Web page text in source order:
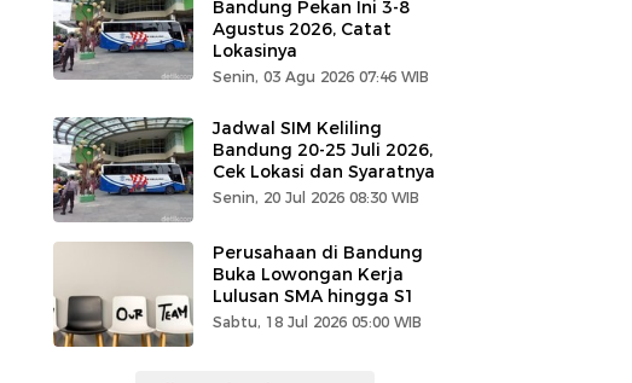
Bandung Pekan Ini 3-8
Agustus 2026, Catat
Lokasinya
Senin, 03 Agu 2026 07:46 WIB
Jadwal SIM Keliling
Bandung 20-25 Juli 2026,
Cek Lokasi dan Syaratnya
Senin, 20 Jul 2026 08:30 WIB
Perusahaan di Bandung
Buka Lowongan Kerja
Lulusan SMA hingga S1
Sabtu, 18 Jul 2026 05:00 WIB